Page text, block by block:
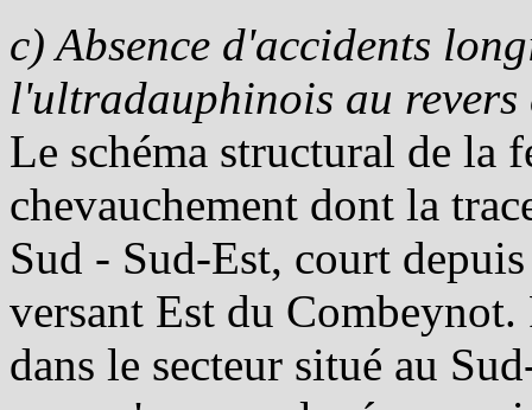
c) Absence d'accidents
l'ultradauphinois au
Le schéma structural de la
chevauchement dont la
Sud - Sud-Est, court
versant Est du Combeynot.
dans le secteur situé au